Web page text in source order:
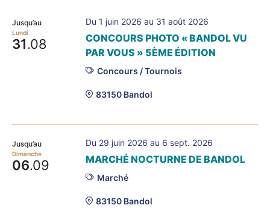
Jusqu’au
Lundi
31.08
Du 1 juin 2026 au 31 août 2026
CONCOURS PHOTO « BANDOL VU
PAR VOUS » 5ÈME ÉDITION
Concours / Tournois
83150 Bandol
Jusqu’au
Dimanche
06.09
Du 29 juin 2026 au 6 sept. 2026
MARCHÉ NOCTURNE DE BANDOL
Marché
83150 Bandol